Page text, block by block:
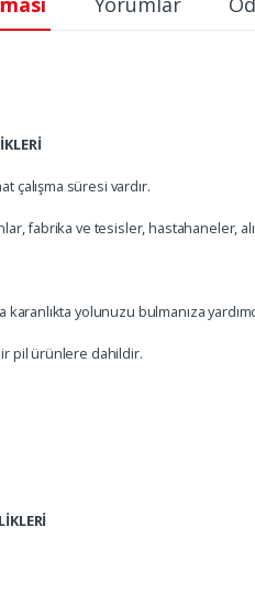
çalışma süresi vardır.
fabrika ve tesisler, hastahaneler,
karanlıkta yolunuzu bulmanıza
pil ürünlere dahildir.